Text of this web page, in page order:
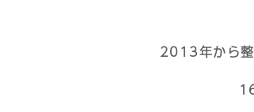
2013年から整